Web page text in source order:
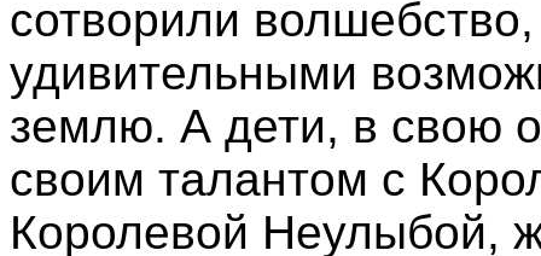
сотворили
удивительными
землю. А дети, в свою
своим талантом с
Королевой Неулыбой,